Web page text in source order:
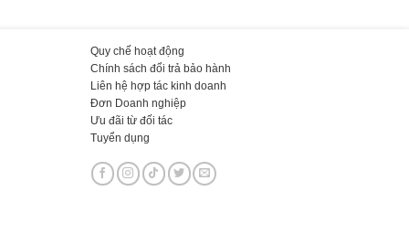
Quy chế hoạt động
Chính sách đổi trả bảo hành
Liên hệ hợp tác kinh doanh
Đơn Doanh nghiệp
Ưu đãi từ đối tác
Tuyển dụng